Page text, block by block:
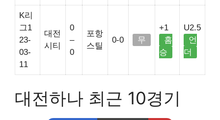
K리
그1
23-
03-
11
대전
시티
0
–
0
포항
스틸
0-0 무
+1
홈
승
U2.5
언
더
대전하나 최근 10경기